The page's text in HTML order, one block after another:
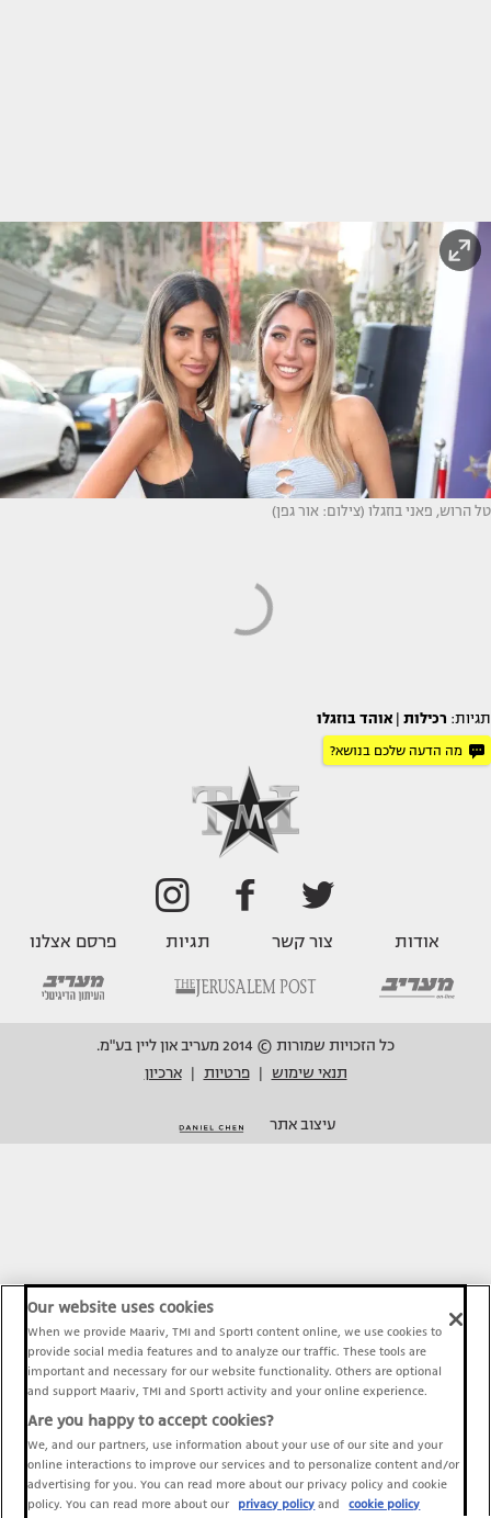
טל הרוש, פאני בוזגלו (צילום: אור גפן)
תגיות: רכילות אוהד בוזגלו
מה הדעה שלכם בנושא?
אודות צור קשר תגיות פרסם אצלנו
כל הזכויות שמורות © 2014 מעריב און ליין בע"מ.
תנאי שימוש
פרטיות ארכיון
עיצוב אתר
Our website uses cookies
When we provide Maariv, TMI and Sport1 content online, we use cookies to
provide social media features and to analyze our traffic. These tools are
important and necessary for our website functionality. Others are optional
and support Maariv, TMI and Sport1 activity and your online experience.
Are you happy to accept cookies?
We, and our partners, use information about your use of our site and your
online interactions to improve our services and to personalize content and/or
advertising for you. You can read more about our privacy policy and cookie
policy. You can read more about our
privacy policy and cookie policy